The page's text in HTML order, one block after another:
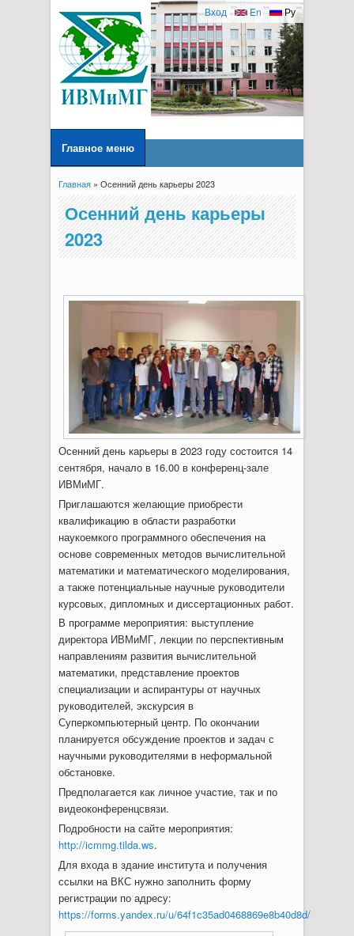
Ру
En
Вход
Главное меню
Вы здесь
Главная» Осенний день карьеры 2023
Осенний день карьеры
2023
Осенний день карьеры в 2023 году состоится 14
сентября, начало в 16.00 в конференц-зале
ИВМиМГ.
Приглашаются желающие приобрести
квалификацию в области разработки
наукоемкого программного обеспечения на
основе современных методов вычислительной
математики и математического моделирования,
а также потенциальные научные руководители
курсовых, дипломных и диссертационных работ.
В программе мероприятия: выступление
директора ИВМиМГ, лекции по перспективным
направлениям развития вычислительной
математики, представление проектов
специализации и аспирантуры от научных
руководителей, экскурсия в
Суперкомпьютерный центр. По окончании
планируется обсуждение проектов и задач с
научными руководителями в неформальной
обстановке.
Предполагается как личное участие, так и по
видеоконференцсвязи.
Подробности на сайте мероприятия:
http://icmmg.tilda.ws.
Для входа в здание института и получения
ссылки на ВКС нужно заполнить форму
регистрации по адресу:
https://forms.yandex.ru/u/64f1c35ad0468869e8b40d8d/